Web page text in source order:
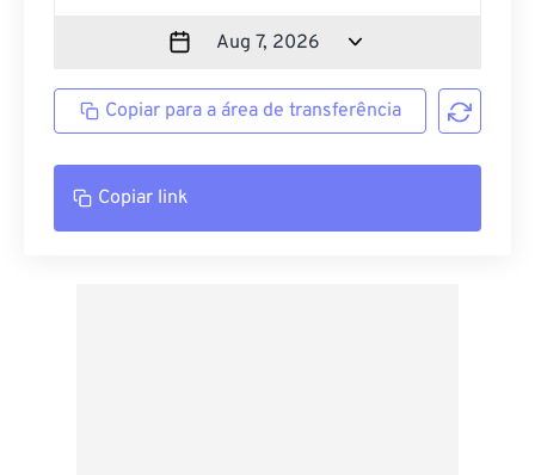
Copiar para a área de transferência
Copiar link